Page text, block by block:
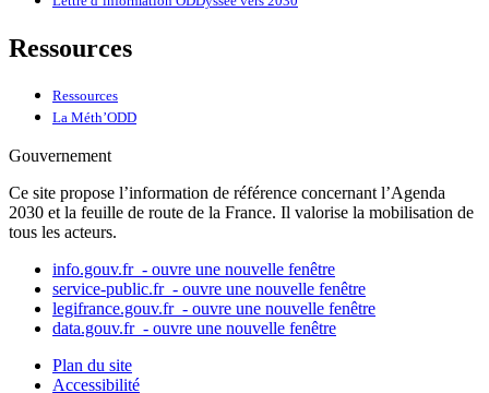
Ressources
Ressources
La Méth’ODD
Gouvernement
Ce site propose l’information de référence concernant l’Agenda
2030 et la feuille de route de la France. Il valorise la mobilisation de
tous les acteurs.
info.gouv.fr - ouvre une nouvelle fenêtre
service-public.fr - ouvre une nouvelle fenêtre
legifrance.gouv.fr - ouvre une nouvelle fenêtre
data.gouv.fr - ouvre une nouvelle fenêtre
Plan du site
Accessibilité